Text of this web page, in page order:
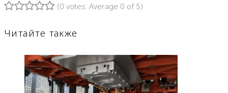
(0 votes. Average 0 of 5)
Читайте также